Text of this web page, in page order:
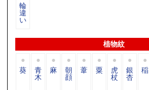
輪
違
い
植物紋
葵 青
木
麻 朝
顔
葦 粟 虎
杖
銀
杏
稲